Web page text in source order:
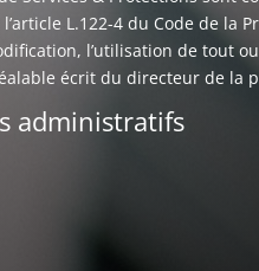
L.122-4 du Code de la
l’utilisation de tout
écrit du directeur de la
administratifs